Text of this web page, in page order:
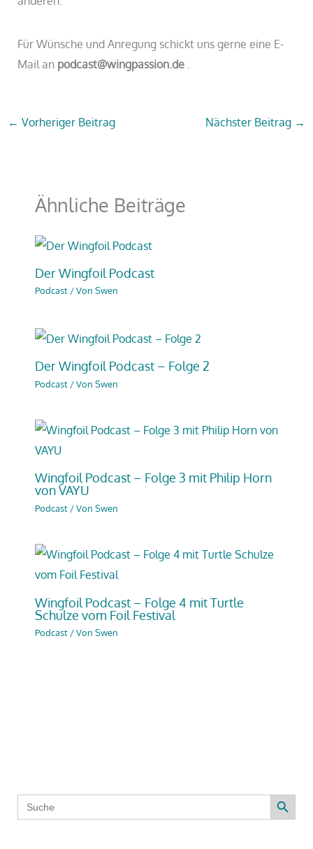
Für Wünsche und Anregung schickt uns gerne eine E-
Mail an podcast@wingpassion.de .
← Vorheriger Beitrag Nächster Beitrag →
Ähnliche Beiträge
Der Wingfoil Podcast
Podcast/ Von Swen
Der Wingfoil Podcast – Folge 2
Podcast/ Von Swen
Wingfoil Podcast – Folge 3 mit Philip Horn
von VAYU
Podcast/ Von Swen
Wingfoil Podcast – Folge 4 mit Turtle
Schulze vom Foil Festival
Podcast/ Von Swen
Search
for:
Search Button